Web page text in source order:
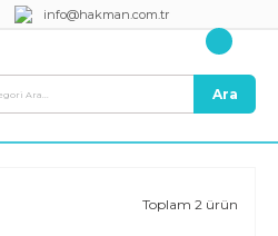
info@hakman.com.tr
Ara
Toplam 2 ürün